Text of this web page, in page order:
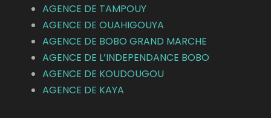
AGENCE DE TAMPOUY
AGENCE DE OUAHIGOUYA
AGENCE DE BOBO GRAND MARCHE
AGENCE DE L’INDEPENDANCE BOBO
AGENCE DE KOUDOUGOU
AGENCE DE KAYA